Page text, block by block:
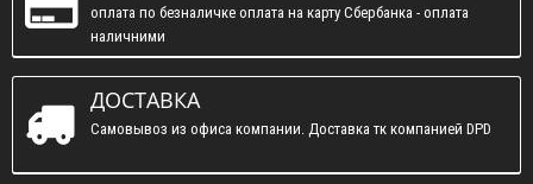
оплата по безналичке оплата на карту Сбербанка - оплата
наличними
ДОСТАВКА
Самовывоз из офиса компании. Доставка тк компанией DPD